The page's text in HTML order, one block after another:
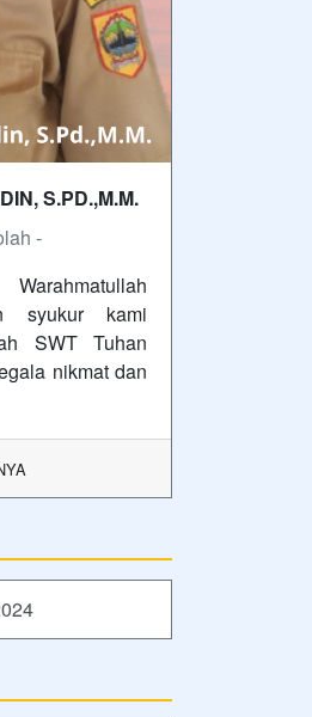
S.PD.,M.M.
-
syukur kami
SWT Tuhan
nikmat dan